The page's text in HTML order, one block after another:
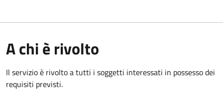
A chi è rivolto
Il servizio è rivolto a tutti i soggetti interessati in possesso dei
requisiti previsti.